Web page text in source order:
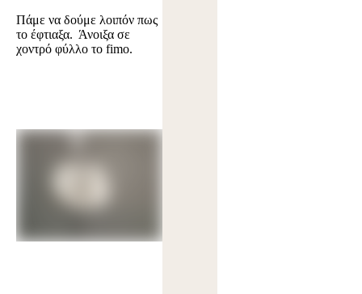
Πάμε να δούμε λοιπόν πως
το έφτιαξα. Άνοιξα σε
χοντρό φύλλο το fimo.